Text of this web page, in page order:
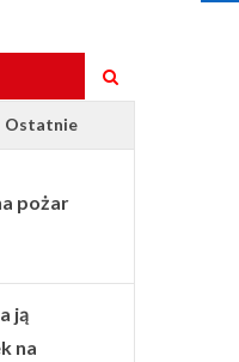
Ostatnie
pożar
ją
na